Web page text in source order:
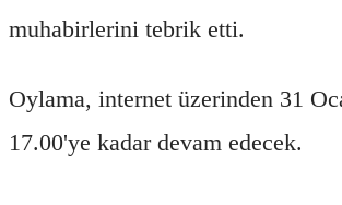
muhabirlerini tebrik etti.
Oylama, internet üzerinden 31
17.00'ye kadar devam edecek.